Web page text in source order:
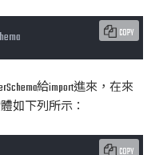
COPY
給import進來，在來
如下列所示：